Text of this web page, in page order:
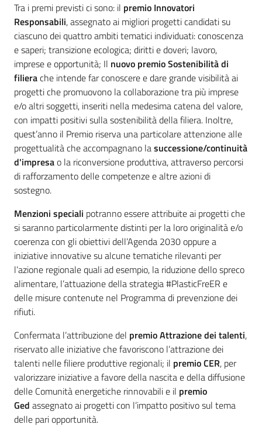
Tra i premi previsti ci sono: il premio Innovatori
Responsabili, assegnato ai migliori progetti candidati su
ciascuno dei quattro ambiti tematici individuati: conoscenza
e saperi; transizione ecologica; diritti e doveri; lavoro,
imprese e opportunità; Il nuovo premio Sostenibilità di
filierache intende far conoscere e dare grande visibilità ai
progetti che promuovono la collaborazione tra più imprese
e/o altri soggetti, inseriti nella medesima catena del valore,
con impatti positivi sulla sostenibilità della filiera. Inoltre,
quest’anno il Premio riserva una particolare attenzione alle
progettualità che accompagnano lasuccessione/continuità
d'impresao la riconversione produttiva, attraverso percorsi
di rafforzamento delle competenze e altre azioni di
sostegno.
Menzioni speciali potranno essere attribuite ai progetti che
si saranno particolarmente distinti per la loro originalità e/o
coerenza con gli obiettivi dell’Agenda 2030 oppure a
iniziative innovative su alcune tematiche rilevanti per
l’azione regionale quali ad esempio, la riduzione dello spreco
alimentare, l’attuazione della strategia #PlasticFreER e
delle misure contenute nel Programma di prevenzione dei
rifiuti.
Confermata l’attribuzione del premio Attrazione dei talenti,
riservato alle iniziative che favoriscono l’attrazione dei
talenti nelle filiere produttive regionali; il premio CER, per
valorizzare iniziative a favore della nascita e della diffusione
delle Comunità energetiche rinnovabili e il premio
Ged assegnato ai progetti con l’impatto positivo sul tema
delle pari opportunità.